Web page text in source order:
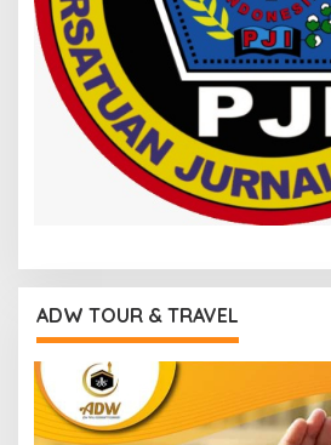
ADW TOUR & TRAVEL